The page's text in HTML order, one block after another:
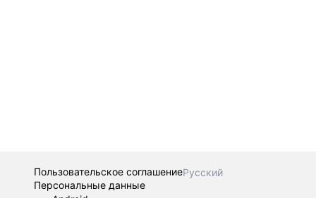
Пользовательское соглашениеРусский
Персональные данные